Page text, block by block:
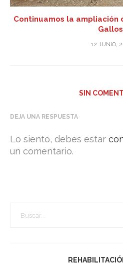
Continuamos la ampliación
12 JUNIO,
SIN
DEJA UNA RESPUESTA
Lo siento, debes estar
un comentario.